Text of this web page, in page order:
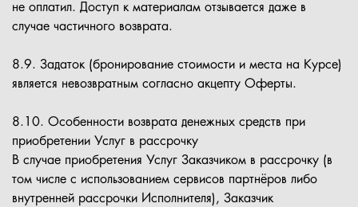
не оплатил. Доступ к материалам отзывается даже в
случае частичного возврата.
8.9. Задаток (бронирование стоимости и места на Курсе)
является невозвратным согласно акцепту Оферты.
8.10. Особенности возврата денежных средств при
приобретении Услуг в рассрочку
В случае приобретения Услуг Заказчиком в рассрочку (в
том числе с использованием сервисов партнёров либо
внутренней рассрочки Исполнителя), Заказчик